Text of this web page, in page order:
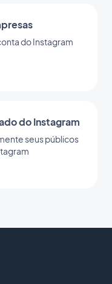
do Instagram
do Instagram
seus públicos